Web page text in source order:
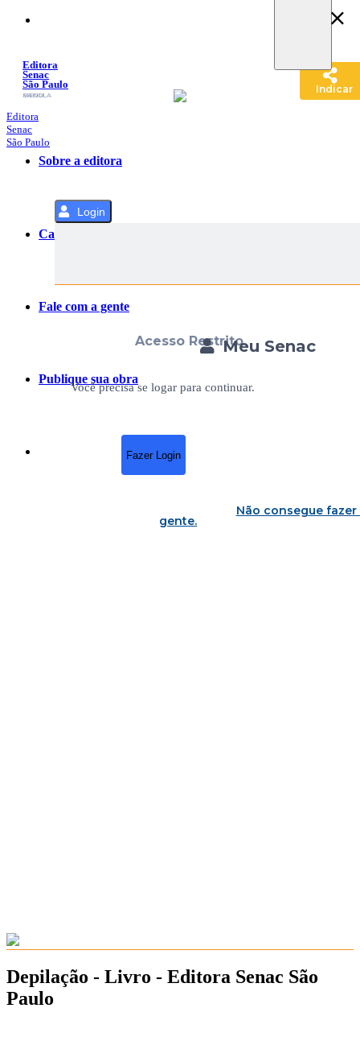
Conteúdo
Editora
Senac
São Paulo
SACOLA
MENU
Editora
Senac
São Paulo
Sobre a editora
Categorias
Fale com a gente
Publique sua obra
Login
Meu Senac
Acesso Restrito
Você precisa se logar para continuar.
Fazer Login
Não consegue
gente.
Depilação - Livro - Editora Senac São
Paulo
Indicar